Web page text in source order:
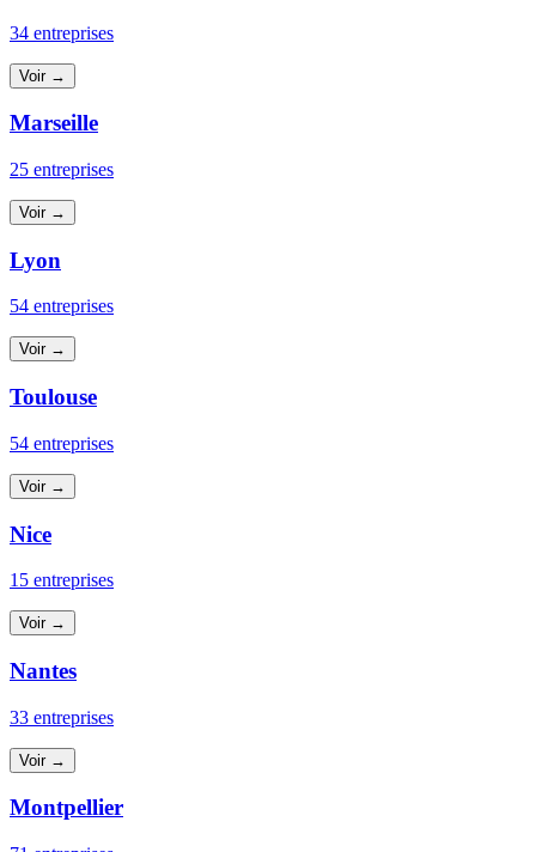
34 entreprises
Voir →
Marseille
25 entreprises
Voir →
Lyon
54 entreprises
Voir →
Toulouse
54 entreprises
Voir →
Nice
15 entreprises
Voir →
Nantes
33 entreprises
Voir →
Montpellier